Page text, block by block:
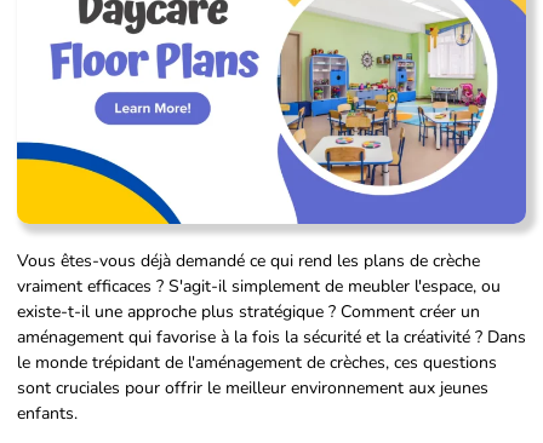
Vous êtes-vous déjà demandé ce qui rend les plans de crèche
vraiment efficaces ? S'agit-il simplement de meubler l'espace, ou
existe-t-il une approche plus stratégique ? Comment créer un
aménagement qui favorise à la fois la sécurité et la créativité ? Dans
le monde trépidant de l'aménagement de crèches, ces questions
sont cruciales pour offrir le meilleur environnement aux jeunes
enfants.